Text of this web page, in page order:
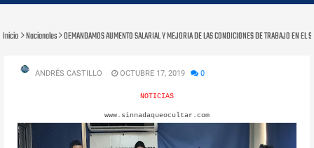
Inicio Nacionales DEMANDAMOS AUMENTO SALARIAL Y MEJORIA DE LAS CONDICIONES DE TRABAJO EN EL
ANDRÉS CASTILLO OCTUBRE 17, 2019 0
NOTICIAS
www.sinnadaqueocultar.com